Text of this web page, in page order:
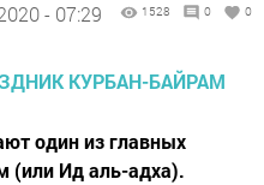
- 07:29 1528 0 0
один из главных
(или Ид аль-адха).